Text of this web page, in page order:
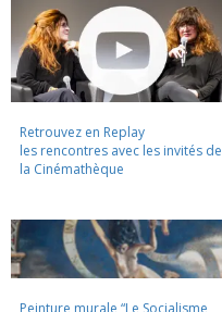
Retrouvez en Replay
les rencontres avec les invités de
la Cinémathèque
Peinture murale “Le Socialisme